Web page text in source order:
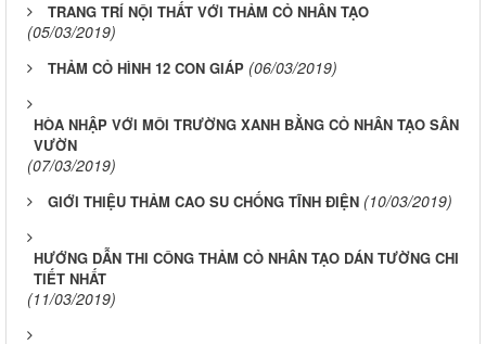
TRANG TRÍ NỘI THẤT VỚI THẢM CỎ NHÂN TẠO
(05/03/2019)
THẢM CỎ HÌNH 12 CON GIÁP (06/03/2019)
HÒA NHẬP VỚI MÔI TRƯỜNG XANH BẰNG CỎ NHÂN TẠO SÂN
VƯỜN
(07/03/2019)
GIỚI THIỆU THẢM CAO SU CHỐNG TĨNH ĐIỆN (10/03/2019)
HƯỚNG DẪN THI CÔNG THẢM CỎ NHÂN TẠO DÁN TƯỜNG CHI
TIẾT NHẤT
(11/03/2019)